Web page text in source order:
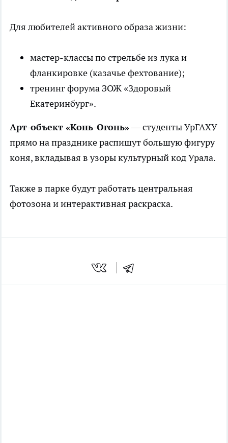
Для любителей активного образа жизни:
мастер-классы по стрельбе из лука и
фланкировке (казачье фехтование);
тренинг форума ЗОЖ «Здоровый
Екатеринбург».
Арт-объект «Конь-Огонь»— студенты УрГАХУ
прямо на празднике распишут большую фигуру
коня, вкладывая в узоры культурный код Урала.
Также в парке будут работать центральная
фотозона и интерактивная раскраска.